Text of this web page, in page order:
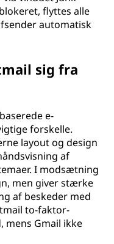
flyttes alle
automatisk
sig fra
e-
forskelle.
layout og design
af
I modsætning
men giver stærke
af beskeder med
to-faktor-
mens Gmail ikke